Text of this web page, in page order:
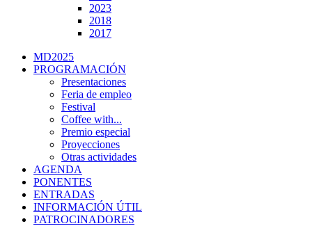
2023
2018
2017
MD2025
PROGRAMACIÓN
Presentaciones
Feria de empleo
Festival
Coffee with...
Premio especial
Proyecciones
Otras actividades
AGENDA
PONENTES
ENTRADAS
INFORMACIÓN ÚTIL
PATROCINADORES